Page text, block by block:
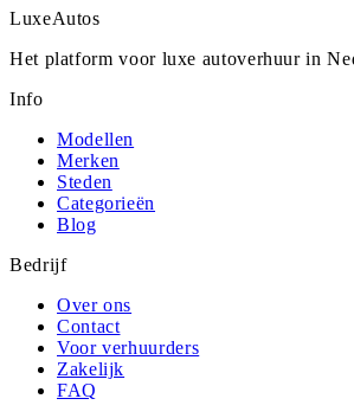
LuxeAutos
Het platform voor luxe autoverhuur in
Info
Modellen
Merken
Steden
Categorieën
Blog
Bedrijf
Over ons
Contact
Voor verhuurders
Zakelijk
FAQ